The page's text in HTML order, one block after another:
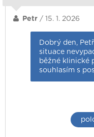
Petr / 15. 1. 2026
Dobrý den,
situace
běžné klinické
souhlasím s